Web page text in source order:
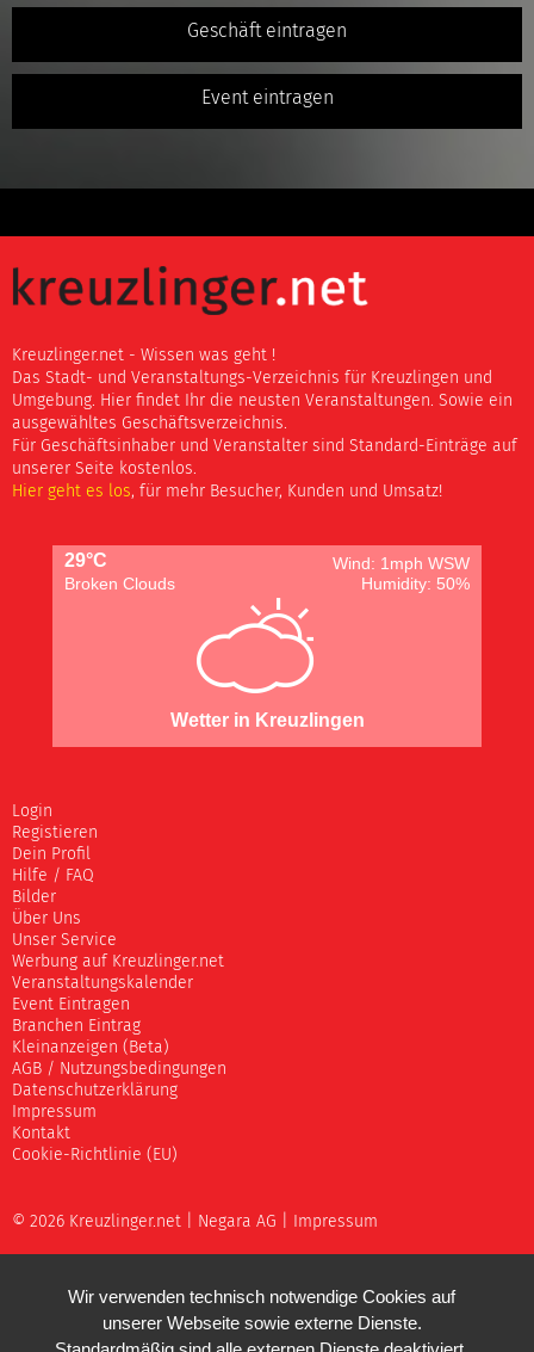
Geschäft eintragen
Event eintragen
Kreuzlinger.net - Wissen was geht !
Das Stadt- und Veranstaltungs-Verzeichnis für Kreuzlingen und
Umgebung. Hier findet Ihr die neusten Veranstaltungen. Sowie ein
ausgewähltes Geschäftsverzeichnis.
Für Geschäftsinhaber und Veranstalter sind Standard-Einträge auf
unserer Seite kostenlos.
Hier geht es los, für mehr Besucher, Kunden und Umsatz!
29°C
Wind: 1mph WSW
Broken Clouds
Humidity: 50%
Wetter in Kreuzlingen
Login
Registieren
Dein Profil
Hilfe / FAQ
Bilder
Über Uns
Unser Service
Werbung auf Kreuzlinger.net
Veranstaltungskalender
Event Eintragen
Branchen Eintrag
Kleinanzeigen (Beta)
AGB / Nutzungsbedingungen
Datenschutzerklärung
Impressum
Kontakt
Cookie-Richtlinie (EU)
© 2026 Kreuzlinger.net | Negara AG Impressum
Wir verwenden technisch notwendige Cookies auf
unserer Webseite sowie externe Dienste.